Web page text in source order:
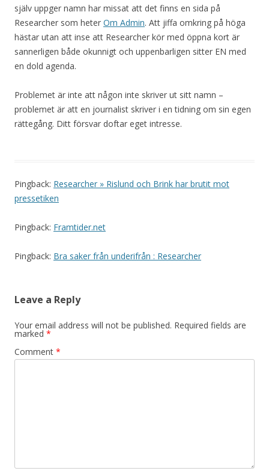
själv uppger namn har missat att det finns en sida på
Researcher som heter Om Admin. Att jiffa omkring på höga
hästar utan att inse att Researcher kör med öppna kort är
sannerligen både okunnigt och uppenbarligen sitter EN med
en dold agenda.
Problemet är inte att någon inte skriver ut sitt namn –
problemet är att en journalist skriver i en tidning om sin egen
rättegång. Ditt försvar doftar eget intresse.
Pingback: Researcher » Rislund och Brink har brutit mot
pressetiken
Pingback: Framtider.net
Pingback: Bra saker från underifrån : Researcher
Leave a Reply
Your email address will not be published. Required fields are
marked *
Comment *